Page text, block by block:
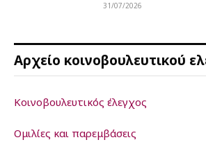
31/07/2026
Αρχείο κοινοβουλευτικού
Κοινοβουλευτικός έλεγχος
Ομιλίες και παρεμβάσεις